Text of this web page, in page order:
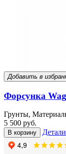
Добавить в
Форсунка
Грунты,
5 500 руб.
В корзину Детали